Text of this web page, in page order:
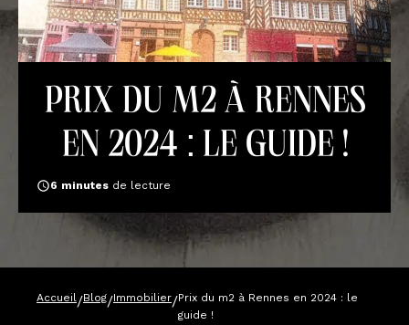
Prix du m2 à Rennes
en 2024 : le guide !
6 minutes de lecture
Accueil/Blog/Immobilier/Prix du m2 à Rennes en 2024 : le
guide !